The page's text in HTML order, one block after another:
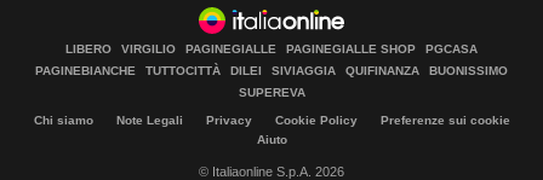
LIBERO VIRGILIO PAGINEGIALLE PAGINEGIALLE SHOP
PGCASA
PAGINEBIANCHE
TUTTOCITTÀ DILEI SIVIAGGIA QUIFINANZA
BUONISSIMO
SUPEREVA
Chi siamo Note Legali Privacy Cookie Policy
Preferenze sui cookie
Aiuto
© Italiaonline S.p.A. 2026